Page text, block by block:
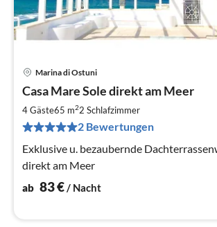
Marina di Ostuni
Casa Mare Sole direkt am Meer
4 Gäste65 m22 Schlafzimmer
2 Bewertungen
Exklusive u. bezaubernde
direkt am Meer
ab 83€/ Nacht